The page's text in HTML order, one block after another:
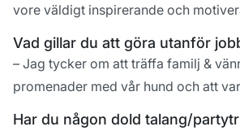
vore väldigt inspirerande och
Vad gillar du att göra utanför
– Jag tycker om att träffa familj &
promenader med vår hund och att
Har du någon dold talang/